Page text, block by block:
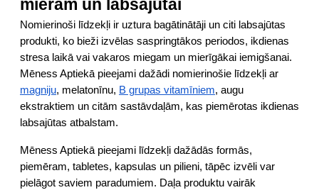
mieram un labsajūtai
Nomierinoši līdzekļi ir uztura bagātinātāji un citi labsajūtas
produkti, ko bieži izvēlas saspringtākos periodos, ikdienas
stresa laikā vai vakaros miegam un mierīgākai iemigšanai.
Mēness Aptiekā pieejami dažādi nomierinošie līdzekļi ar
magniju, melatonīnu, B grupas vitamīniem, augu
ekstraktiem un citām sastāvdaļām, kas piemērotas ikdienas
labsajūtas atbalstam.
Mēness Aptiekā pieejami līdzekļi dažādās formās,
piemēram, tabletes, kapsulas un pilieni, tāpēc izvēli var
pielāgot saviem paradumiem. Daļa produktu vairāk